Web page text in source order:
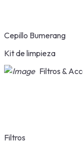
Cepillo Bumerang
Kit de limpieza
Filtros &
Filtros